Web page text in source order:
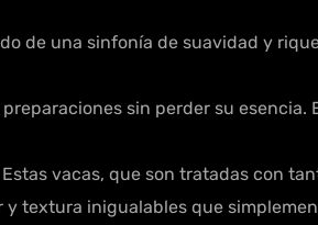
de una sinfonía de suavidad y
sin perder su esencia.
vacas, que son tratadas con
y textura inigualables que